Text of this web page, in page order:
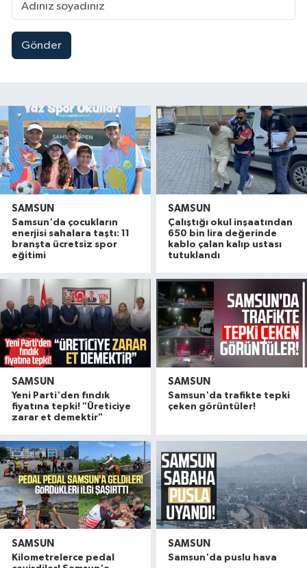
Gönder
SAMSUN
Samsun'da çocukların
enerjisi sahalara taştı: 11
branşta ücretsiz spor
eğitimi
SAMSUN
Çalıştığı okul inşaatından
650 bin lira değerinde
kablo çalan kalıp ustası
tutuklandı
SAMSUN
Yeni Parti'den fındık
fiyatına tepki! "Üreticiye
zarar et demektir"
SAMSUN
Samsun'da trafikte tepki
çeken görüntüler!
SAMSUN
Kilometrelerce pedal
SAMSUN
Samsun'da puslu hava